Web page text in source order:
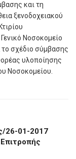
και τη
ξενοδοχειακού
Νοσοκομείο
σχέδιο σύμβασης
υλοποίησης
Νοσοκομείου.
26-01-2017